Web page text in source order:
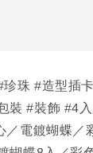
珠 #造型插
裝 #裝飾 #4
／電鍍蝴蝶／